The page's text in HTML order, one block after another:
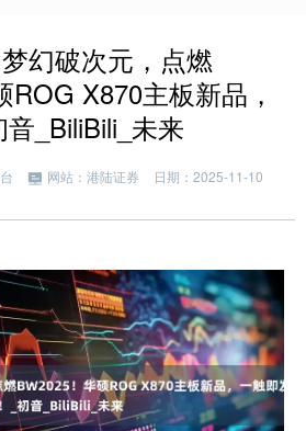
幻破次元，点燃
ROG X870主板新品，
_BiliBili_未来
网站：港陆证券
日期：2025-11-10